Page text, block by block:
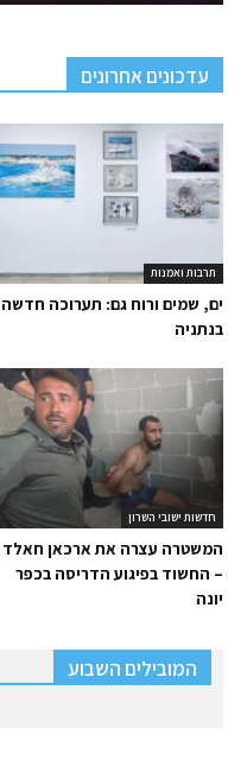
עדכונים אחרונים
תרבות ואמנות
ים, שמים ורוח גם: תערוכה חדשה
בנתניה
חדשות ישובי השרון
המשטרה עצרה את ארכאן חאלד
– החשוד בפיגוע הדריסה בכפר
יונה
המובילים השבוע